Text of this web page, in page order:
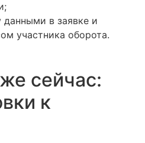
в заявке и
участника оборота.
сейчас:
к